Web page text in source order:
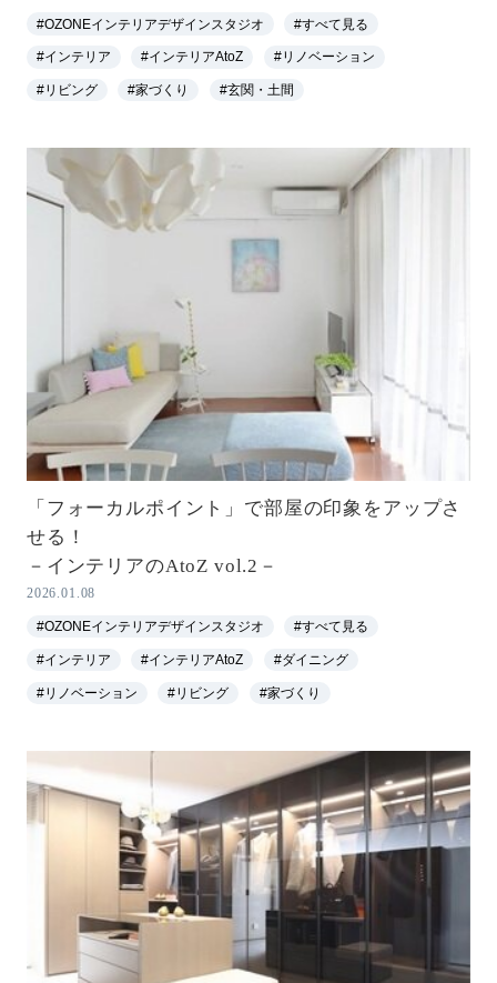
#OZONEインテリアデザインスタジオ #すべて見る
#インテリア #インテリアAtoZ #リノベーション
#リビング #家づくり #玄関・土間
「フォーカルポイント」で部屋の印象をアップさ
せる！
－インテリアのAtoZ vol.2－
2026.01.08
#OZONEインテリアデザインスタジオ #すべて見る
#インテリア #インテリアAtoZ #ダイニング
#リノベーション #リビング #家づくり